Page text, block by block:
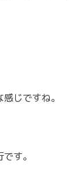
じですね。
す。